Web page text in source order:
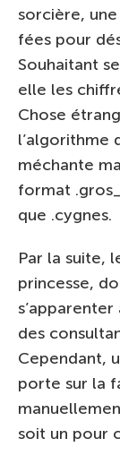
sorcière,
fées pour
Souhaitant
elle les
Chose
l’algorithme
méchante
format
que .cygnes.
Par la suite,
princesse,
des
Cependant,
porte sur la
soit un pour